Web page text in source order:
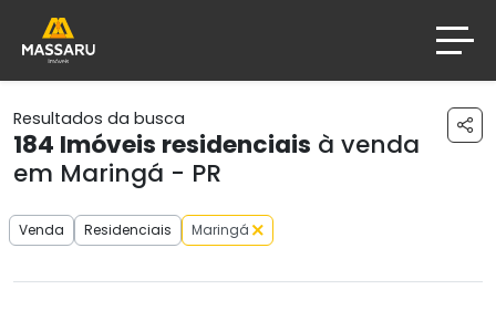
Resultados da busca
184 Imóveis residenciais à venda
em Maringá - PR
Venda Residenciais Maringá